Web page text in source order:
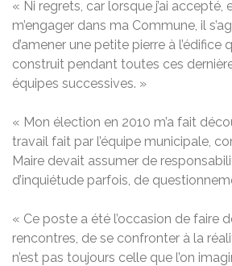
« Ni regrets, car lorsque j’ai accepté,
m’engager dans ma Commune, il
d’amener une petite pierre à l’édifice
construit pendant toutes ces
équipes successives. »
« Mon élection en 2010 m’a fait
travail fait par l’équipe municipale,
Maire devait assumer de
d’inquiétude parfois, de
« Ce poste a été l’occasion de faire
rencontres, de se confronter à la
n’est pas toujours celle que l’on